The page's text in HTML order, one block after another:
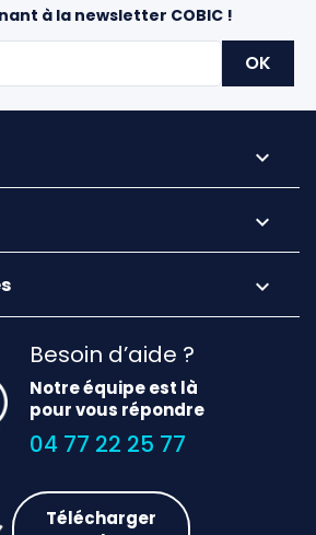
à la newsletter COBIC !



Besoin d’aide ?
Notre équipe est là
pour vous répondre
04 77 22 25 77
Télécharger